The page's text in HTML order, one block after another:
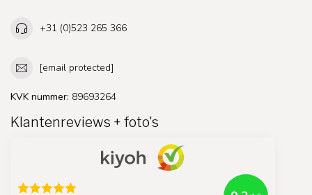
+31 (0)523 265 366
[email protected]
KVK nummer: 89693264
Klantenreviews + foto's